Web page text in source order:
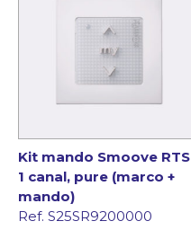
Kit mando Smoove RTS
1 canal, pure (marco +
mando)
Ref. S25SR9200000